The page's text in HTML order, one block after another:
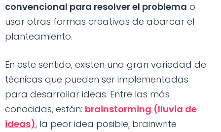
convencional para resolver el problema o
usar otras formas creativas de abarcar el
planteamiento.
En este sentido, existen una gran variedad de
técnicas que pueden ser implementadas
para desarrollar ideas. Entre las más
conocidas, están: brainstorming (lluvia de
ideas), la peor idea posible, brainwrite